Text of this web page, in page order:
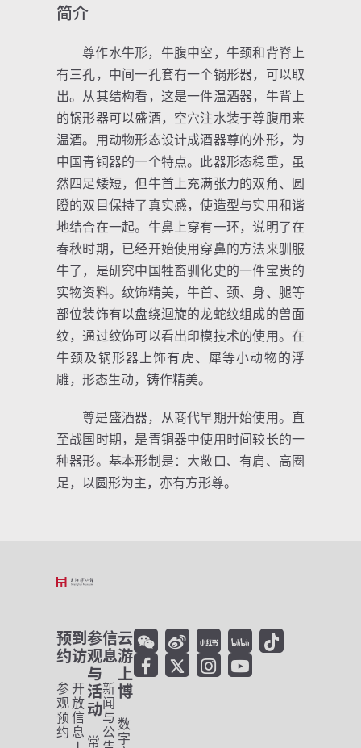
简介
尊作水牛形，牛腹中空，牛颈和背脊上
有三孔，中间一孔套有一个锅形器，可以取
出。从其结构看，这是一件温酒器，牛背上
的锅形器可以盛酒，空穴注水装于尊腹用来
温酒。用动物形态设计成酒器尊的外形，为
中国青铜器的一个特点。此器形态稳重，虽
然四足矮短，但牛首上充满张力的双角、圆
瞪的双目保持了真实感，使造型与实用和谐
地结合在一起。牛鼻上穿有一环，说明了在
春秋时期，已经开始使用穿鼻的方法来驯服
牛了，是研究中国牲畜驯化史的一件宝贵的
实物资料。纹饰精美，牛首、颈、身、腿等
部位装饰有以盘绕迴旋的龙蛇纹组成的兽面
纹，通过纹饰可以看出印模技术的使用。在
牛颈及锅形器上饰有虎、犀等小动物的浮
雕，形态生动，铸作精美。
尊是盛酒器，从商代早期开始使用。直
至战国时期，是青铜器中使用时间较长的一
种器形。基本形制是：大敞口、有肩、高圈
足，以圆形为主，亦有方形尊。
预
约
参
观
预
约
到
访
开
放
信
息
参
观
与
活
动
常
信
息
新
闻
与
公
云
游
上
博
数
字